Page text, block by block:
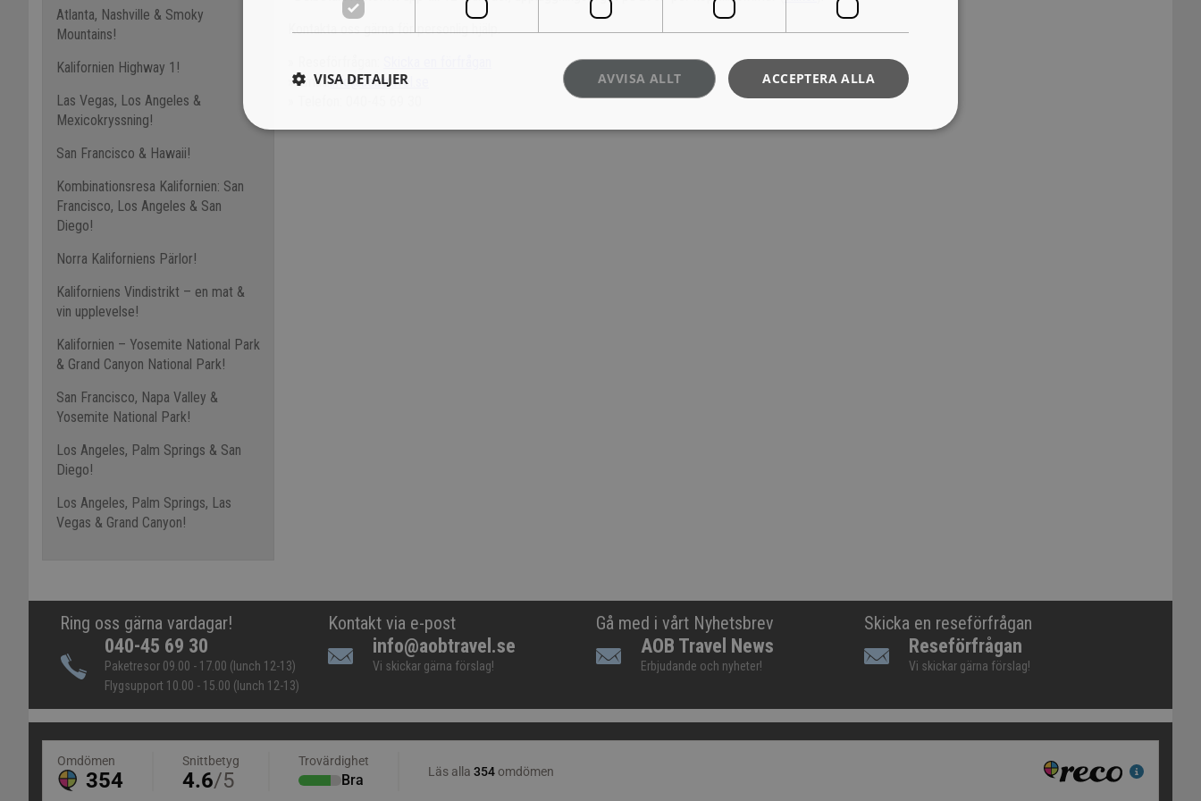
Atlanta, Nashville & Smoky
Mountains!
Kalifornien Highway 1!
Las Vegas, Los Angeles &
Mexicokryssning!
San Francisco & Hawaii!
Kombinationsresa Kalifornien: San
Francisco, Los Angeles & San
Diego!
Norra Kaliforniens Pärlor!
Kaliforniens Vindistrikt – en mat &
vin upplevelse!
Kalifornien – Yosemite National Park
& Grand Canyon National Park!
San Francisco, Napa Valley &
Yosemite National Park!
Los Angeles, Palm Springs & San
Diego!
Los Angeles, Palm Springs, Las
Vegas & Grand Canyon!
Kontakta oss gärna för personlig hjälp.
» Email:info@aobtravel.se
Ring oss gärna vardagar!
040-45 69 30
Paketresor 09.00 - 17.00 (lunch 12-13)
Flygsupport 10.00 - 15.00 (lunch 12-13)
Kontakt via e-post
info@aobtravel.se
Vi skickar gärna förslag!
Gå med i vårt Nyhetsbrev
AOB Travel News
Erbjudande och nyheter!
Skicka en reseförfrågan
Reseförfrågan
Vi skickar gärna förslag!
ACCEPTERA ALLA
AVVISA ALLT
VISA DETALJER